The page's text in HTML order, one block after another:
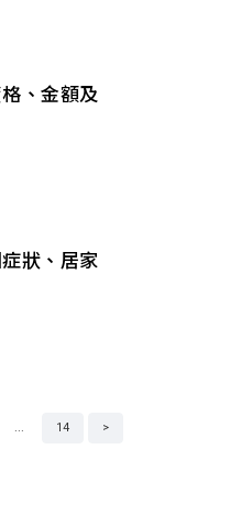
、金額及
狀、居家
... 14 >